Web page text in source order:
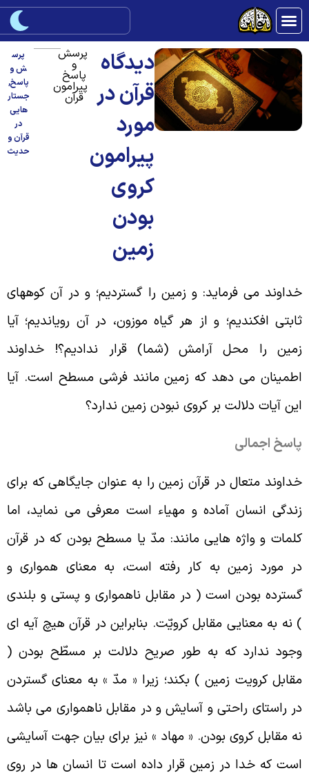
دیدگاه
قرآن در
مورد
پیرامون
کروی
بودن
زمین
پرسش
و
پاسخ
پیرامون
قرآن
پرس
ش و
پاسخ,
جستار
هایی
قرآن و
حدیث
می فرماید: و زمین را گستردیم؛ و در آن کوه‏هاى
افکندیم؛ و از هر گیاه موزون، در آن رویاندیم؛ آیا
را محل آرامش (شما) قرار ندادیم؟! خداوند
می دهد که زمین مانند فرشی مسطح است. آیا
آیات دلالت بر کروی نبودن زمین ندارد؟
اجمالی
متعال در قرآن زمین را به عنوان جایگاهی که برای
انسان آماده و مهیاء است معرفی می نماید، اما
و واژه هایی مانند: مدّ یا مسطح بودن که در قرآن
مورد زمین به کار رفته است، به معنای همواری و
بودن است ( در مقابل ناهمواری و پستی و بلندی
نه به معنایی مقابل کرویّت. بنابراین در قرآن هیچ آیه ای
ندارد که به طور صریح دلالت بر مسطّح بودن (
کرویت زمین ) بکند؛ زیرا « مدّ » به معنای گستردن
راستای راحتی و آسایش و در مقابل ناهمواری می باشد
مقابل کروی بودن. « مهاد » نیز برای بیان جهت آسایشی
که خدا در زمین قرار داده است تا انسان ها در روی